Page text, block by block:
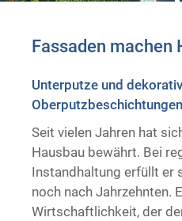
Fassaden machen
Unterputze und
Seit vielen Jahren hat
Hausbau bewährt. Bei
Instandhaltung erfüllt er
noch nach Jahrzehnten.
Wirtschaftlichkeit, der